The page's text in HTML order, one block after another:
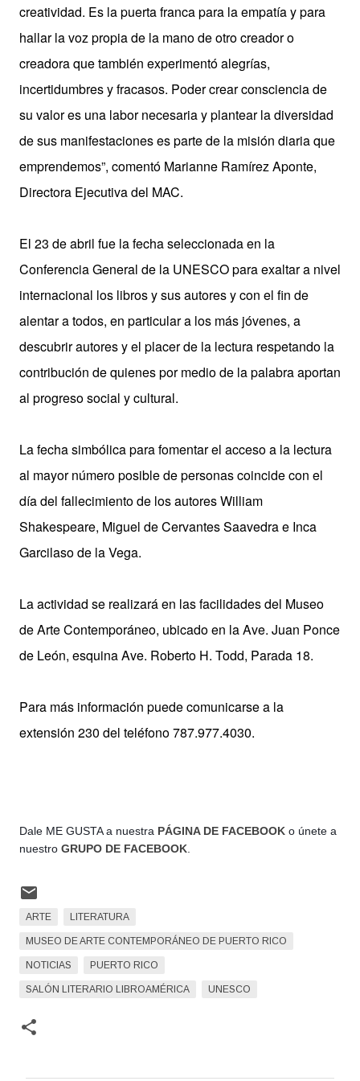
creatividad. Es la puerta franca para la empatía y para
hallar la voz propia de la mano de otro creador o
creadora que también experimentó alegrías,
incertidumbres y fracasos. Poder crear consciencia de
su valor es una labor necesaria y plantear la diversidad
de sus manifestaciones es parte de la misión diaria que
emprendemos”, comentó Marianne Ramírez Aponte,
Directora Ejecutiva del MAC.
El 23 de abril fue la fecha seleccionada en la
Conferencia General de la UNESCO para exaltar a nivel
internacional los libros y sus autores y con el fin de
alentar a todos, en particular a los más jóvenes, a
descubrir autores y el placer de la lectura respetando la
contribución de quienes por medio de la palabra aportan
al progreso social y cultural.
La fecha simbólica para fomentar el acceso a la lectura
al mayor número posible de personas coincide con el
día del fallecimiento de los autores William
Shakespeare, Miguel de Cervantes Saavedra e Inca
Garcilaso de la Vega.
La actividad se realizará en las facilidades del Museo
de Arte Contemporáneo, ubicado en la Ave. Juan Ponce
de León, esquina Ave. Roberto H. Todd, Parada 18.
Para más información puede comunicarse a la
extensión 230 del teléfono 787.977.4030.
Dale ME GUSTA a nuestra PÁGINA DE FACEBOOK o únete a
nuestro GRUPO DE FACEBOOK
ARTE LITERATURA
MUSEO DE ARTE CONTEMPORÁNEO DE PUERTO RICO
NOTICIAS PUERTO RICO
SALÓN LITERARIO LIBROAMÉRICA UNESCO